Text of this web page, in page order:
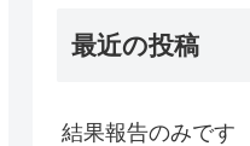
最近の投稿
結果報告のみです